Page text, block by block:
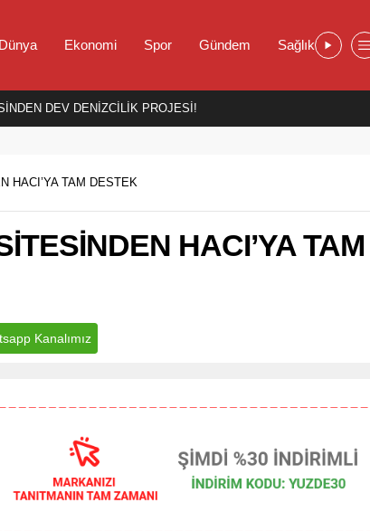
Ekonomi Spor Gündem Sağlık
DEV DENİZCİLİK PROJESİ!
HACI’YA TAM DESTEK
HACI’YA TAM
Kanalımız